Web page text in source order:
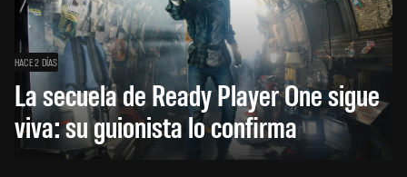
HACE 2 DÍAS
La secuela de Ready Player One sigue
viva: su guionista lo confirma